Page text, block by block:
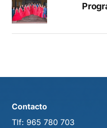
Contacto
Tlf: 965 780 703